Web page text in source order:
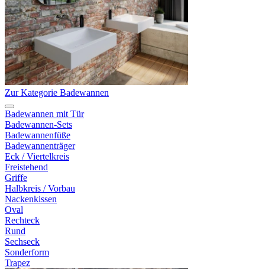
Zur Kategorie Badewannen
Badewannen mit Tür
Badewannen-Sets
Badewannenfüße
Badewannenträger
Eck / Viertelkreis
Freistehend
Griffe
Halbkreis / Vorbau
Nackenkissen
Oval
Rechteck
Rund
Sechseck
Sonderform
Trapez